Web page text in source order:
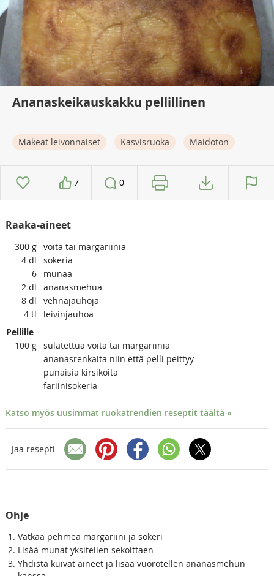
Ananaskeikauskakku pellillinen
Makeat leivonnaiset Kasvisruoka Maidoton
7 0
Raaka-aineet
300 g voita tai margariinia
4 dl
sokeria
6
munaa
2 dl
ananasmehua
8 dl
vehnäjauhoja
4 tl
leivinjauhoa
Pellille
100 g sulatettua voita tai margariinia
ananasrenkaita niin että pelli peittyy
punaisia kirsikoita
fariinisokeria
Katso myös uusimmat ruokatrendien reseptit täältä »
Jaa resepti
Ohje
Vatkaa pehmeä margariini ja sokeri
Lisää munat yksitellen sekoittaen
Yhdistä kuivat aineet ja lisää vuorotellen ananasmehun